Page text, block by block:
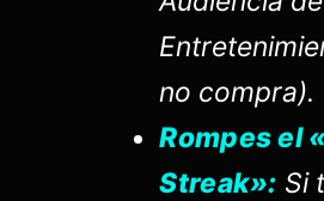
no compra).
Rompes el
Streak»: Si